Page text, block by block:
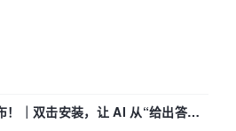
｜双击安装，让 AI 从“给出答案”